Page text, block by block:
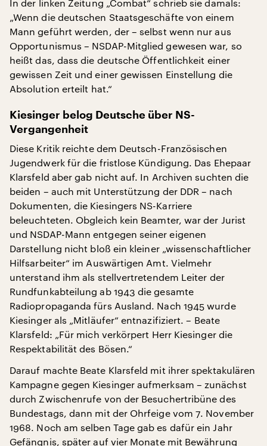
In der linken Zeitung „Combat“ schrieb sie damals:
„Wenn die deutschen Staatsgeschäfte von einem
Mann geführt werden, der – selbst wenn nur aus
Opportunismus – NSDAP-Mitglied gewesen war, so
heißt das, dass die deutsche Öffentlichkeit einer
gewissen Zeit und einer gewissen Einstellung die
Absolution erteilt hat.“
Kiesinger belog Deutsche über NS-
Vergangenheit
Diese Kritik reichte dem Deutsch-Französischen
Jugendwerk für die fristlose Kündigung. Das Ehepaar
Klarsfeld aber gab nicht auf. In Archiven suchten die
beiden – auch mit Unterstützung der DDR – nach
Dokumenten, die Kiesingers NS-Karriere
beleuchteten. Obgleich kein Beamter, war der Jurist
und NSDAP-Mann entgegen seiner eigenen
Darstellung nicht bloß ein kleiner „wissenschaftlicher
Hilfsarbeiter“ im Auswärtigen Amt. Vielmehr
unterstand ihm als stellvertretendem Leiter der
Rundfunkabteilung ab 1943 die gesamte
Radiopropaganda fürs Ausland. Nach 1945 wurde
Kiesinger als „Mitläufer“ entnazifiziert. – Beate
Klarsfeld: „Für mich verkörpert Herr Kiesinger die
Respektabilität des Bösen.“
Darauf machte Beate Klarsfeld mit ihrer spektakulären
Kampagne gegen Kiesinger aufmerksam – zunächst
durch Zwischenrufe von der Besuchertribüne des
Bundestags, dann mit der Ohrfeige vom 7. November
1968. Noch am selben Tage gab es dafür ein Jahr
Gefängnis, später auf vier Monate mit Bewährung